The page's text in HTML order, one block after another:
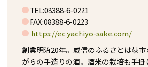
TEL:08388-6-0221
FAX:08388-6-0223
https://ec.yachiyo-sake.com/
創業明治20年。威信のふるさとは萩
がらの手造りの酒。酒米の栽培も手掛